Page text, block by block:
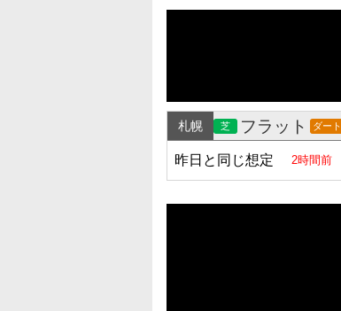
札幌 芝 フラット ダート
昨日と同じ想定 2時間前